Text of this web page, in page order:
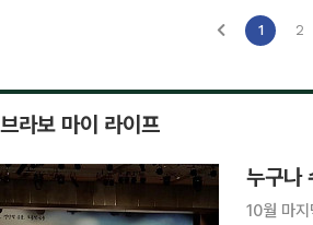
1 2
브라보 마이 라이프
누구나
10월 마